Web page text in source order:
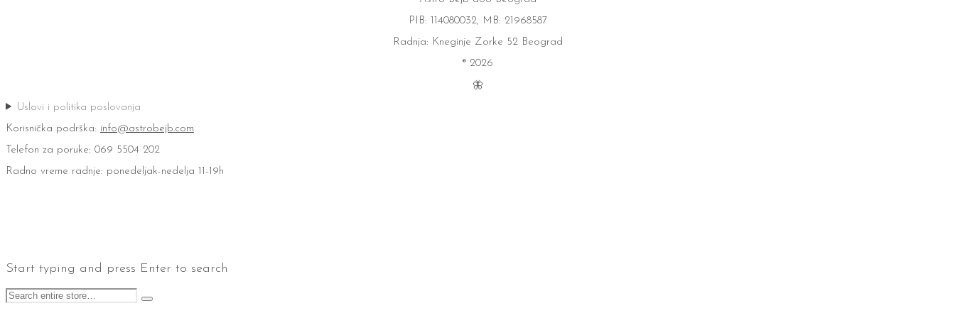
PIB: 114080032, MB: 21968587
Radnja: Kneginje Zorke 52 Beograd
® 2026
🦋
Uslovi i politika poslovanja
Korisnička podrška: info@astrobejb.com
Telefon za poruke: 069 5504 202
Radno vreme radnje: ponedeljak-nedelja 11-19h
Start typing and press Enter to search